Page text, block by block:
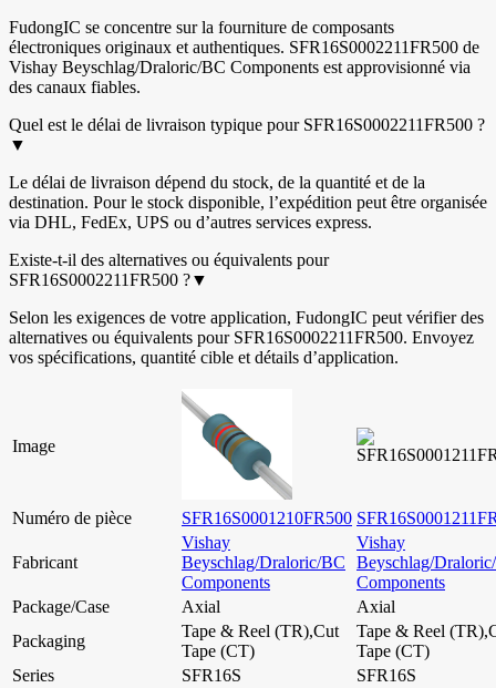
FudongIC se concentre sur la fourniture de composants
électroniques originaux et authentiques. SFR16S0002211FR500 de
Vishay Beyschlag/Draloric/BC Components est approvisionné via
des canaux fiables.
Quel est le délai de livraison typique pour SFR16S0002211FR500 ?
▼
Le délai de livraison dépend du stock, de la quantité et de la
destination. Pour le stock disponible, l’expédition peut être organisée
via DHL, FedEx, UPS ou d’autres services express.
Existe-t-il des alternatives ou équivalents pour
SFR16S0002211FR500 ?▼
Selon les exigences de votre application, FudongIC peut vérifier des
alternatives ou équivalents pour SFR16S0002211FR500. Envoyez
vos spécifications, quantité cible et détails d’application.
Image
Numéro de pièce SFR16S0001210FR500
Fabricant
Vishay
Beyschlag/Draloric/BC
Components
Vishay
Beyschlag/
Components
Package/Case
Axial
Axial
Packaging
Tape & Reel (TR),Cut
Tape (CT)
Tape & Reel
Tape (CT)
Series
SFR16S
SFR16S